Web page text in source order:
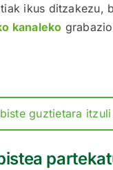
ikus ditzakezu,
kanaleko
guztietara itzuli